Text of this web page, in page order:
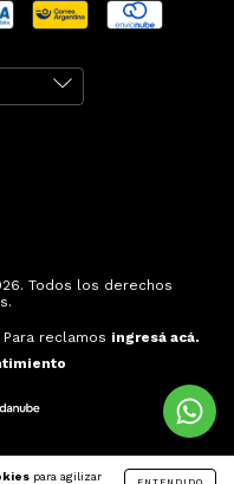
para agilizar
Todos los derechos
reclamos ingresá acá.